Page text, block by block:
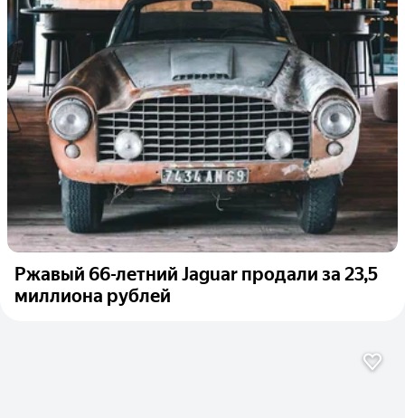
Ржавый 66-летний Jaguar продали за 23,5
миллиона рублей